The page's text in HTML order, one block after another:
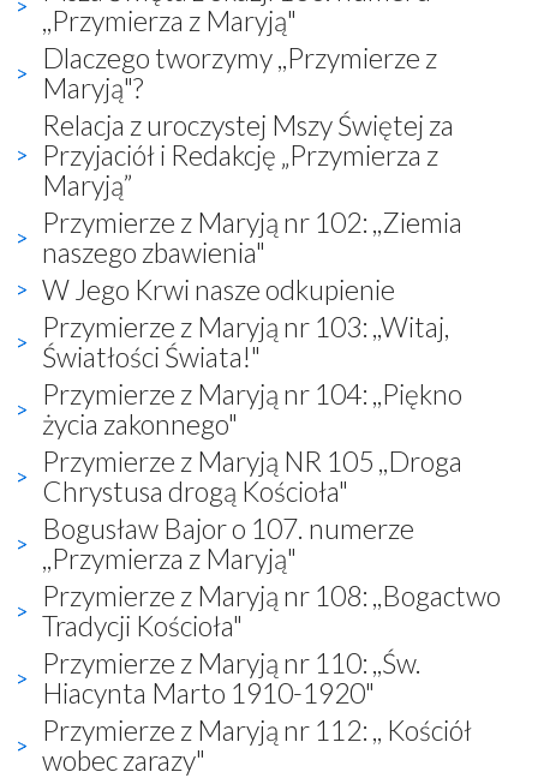
,,Przymierza z Maryją"
Dlaczego tworzymy ,,Przymierze z
Maryją"?
Relacja z uroczystej Mszy Świętej za
Przyjaciół i Redakcję „Przymierza z
Maryją”
Przymierze z Maryją nr 102: ,,Ziemia
naszego zbawienia"
W Jego Krwi nasze odkupienie
Przymierze z Maryją nr 103: ,,Witaj,
Światłości Świata!"
Przymierze z Maryją nr 104: ,,Piękno
życia zakonnego"
Przymierze z Maryją NR 105 ,,Droga
Chrystusa drogą Kościoła"
Bogusław Bajor o 107. numerze
,,Przymierza z Maryją"
Przymierze z Maryją nr 108: ,,Bogactwo
Tradycji Kościoła"
Przymierze z Maryją nr 110: ,,Św.
Hiacynta Marto 1910-1920"
Przymierze z Maryją nr 112: ,, Kościół
wobec zarazy"